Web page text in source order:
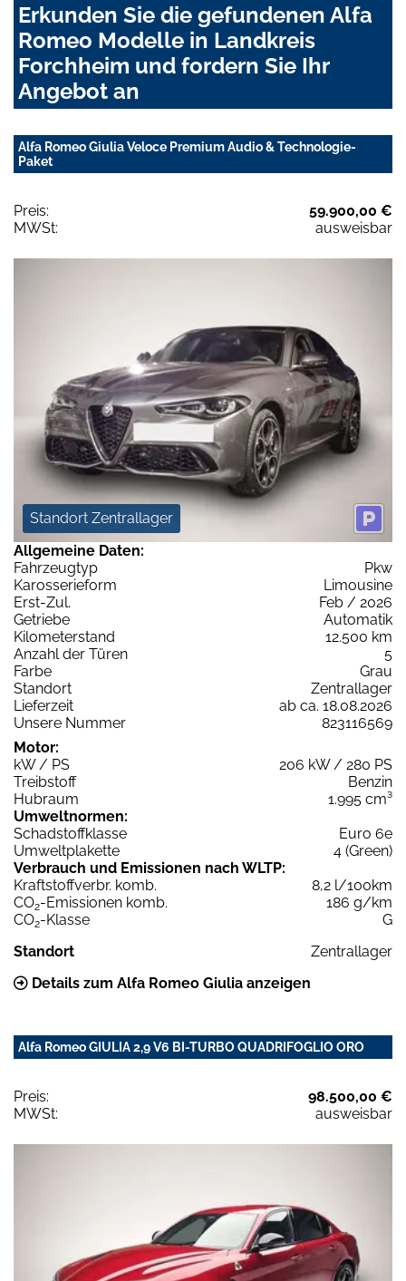
Erkunden Sie die gefundenen Alfa
Romeo Modelle in Landkreis
Forchheim und fordern Sie Ihr
Angebot an
Alfa Romeo Giulia Veloce Premium Audio & Technologie-
Paket
Preis:
59.900,00 €
MWSt:
ausweisbar
Standort Zentrallager
Allgemeine Daten:
Fahrzeugtyp
Pkw
Karosserieform
Limousine
Erst-Zul.
Feb / 2026
Getriebe
Automatik
Kilometerstand
12.500 km
Anzahl der Türen
5
Farbe
Grau
Standort
Zentrallager
Lieferzeit
ab ca. 18.08.2026
Unsere Nummer
823116569
Motor:
kW / PS
206 kW / 280 PS
Treibstoff
Benzin
Hubraum
1.995 cm³
Umweltnormen:
Schadstoffklasse
Euro 6e
Umweltplakette
4 (Green)
Verbrauch und Emissionen nach WLTP:
Kraftstoffverbr. komb.
8,2 l/100km
CO2-Emissionen komb.
186 g/km
CO2-Klasse
G
Standort
Zentrallager
Details zum Alfa Romeo Giulia anzeigen
Alfa Romeo GIULIA 2,9 V6 BI-TURBO QUADRIFOGLIO ORO
Preis:
98.500,00 €
MWSt:
ausweisbar